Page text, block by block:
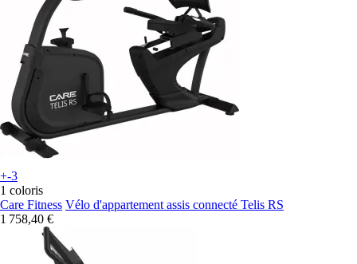
+-3
1 coloris
Care Fitness Vélo d'appartement assis connecté Telis RS
1 758,40 €